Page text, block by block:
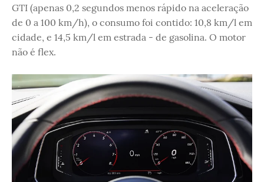
GTI (apenas 0,2 segundos menos rápido na aceleração
de 0 a 100 km/h), o consumo foi contido: 10,8 km/l em
cidade, e 14,5 km/l em estrada - de gasolina. O motor
não é flex.